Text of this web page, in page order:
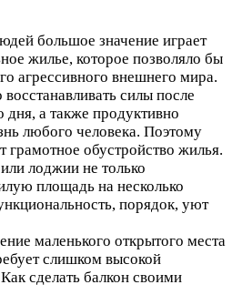
большое значение играет
жилье, которое позволяло бы
агрессивного внешнего мира.
силы после
а также продуктивно
любого человека. Поэтому
грамотное обустройство жилья.
лоджии не только
площадь на несколько
порядок, уют
маленького открытого места
слишком высокой
сделать балкон своими